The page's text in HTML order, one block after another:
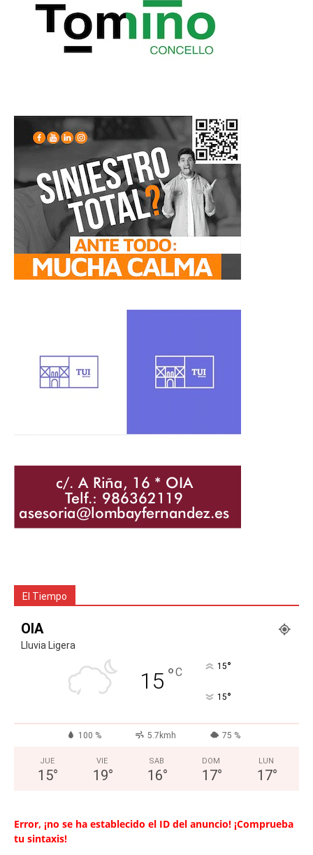
El Tiempo
OIA
Lluvia Ligera
15 °C 15°
15°
100 % 5.7kmh 75 %
JUE
15°
VIE
19°
SAB
16°
DOM
17°
LUN
17°
Error, ¡no se ha establecido el ID del anuncio! ¡Comprueba
tu sintaxis!